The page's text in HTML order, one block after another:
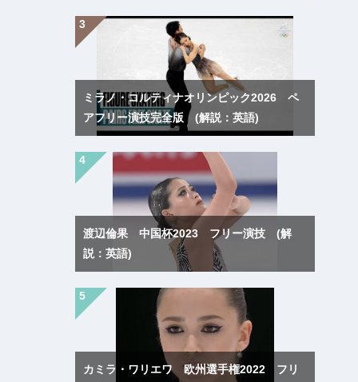
ミラノ・コルティナオリンピック2026 ペ
アフリー演技完全版 (解説：英語)
渡辺倫果 中国杯2023 フリー演技 (解
説：英語)
カミラ・ワリエワ 欧州選手権2022 フリ